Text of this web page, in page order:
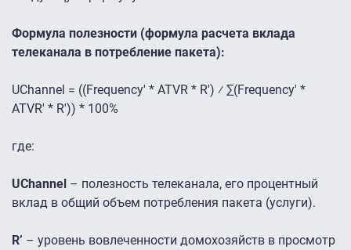
Формула полезности (формула расчета вклада
телеканала в потребление пакета):
UChannel = ((Frequency' * ATVR * R') ⁄ ∑(Frequency' *
ATVR' * R')) * 100%
где:
UChannel – полезность телеканала, его процентный
вклад в общий объем потребления пакета (услуги).
R’ – уровень вовлеченности домохозяйств в просмотр